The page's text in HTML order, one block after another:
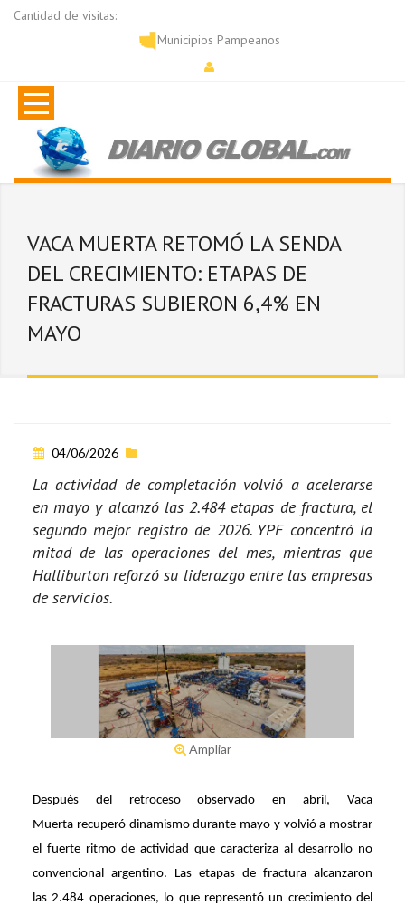
Cantidad de visitas:
Municipios Pampeanos
VACA MUERTA RETOMÓ LA SENDA
DEL CRECIMIENTO: ETAPAS DE
FRACTURAS SUBIERON 6,4% EN
MAYO
04/06/2026
La actividad de completación volvió a acelerarse
en mayo y alcanzó las 2.484 etapas de fractura, el
segundo mejor registro de 2026. YPF concentró la
mitad de las operaciones del mes, mientras que
Halliburton reforzó su liderazgo entre las empresas
de servicios.
Ampliar
Después del retroceso observado en abril, Vaca
Muerta recuperó dinamismo durante mayo y volvió a mostrar
el fuerte ritmo de actividad que caracteriza al desarrollo no
convencional argentino. Las etapas de fractura alcanzaron
las2.484 operaciones, lo que representó un crecimiento del